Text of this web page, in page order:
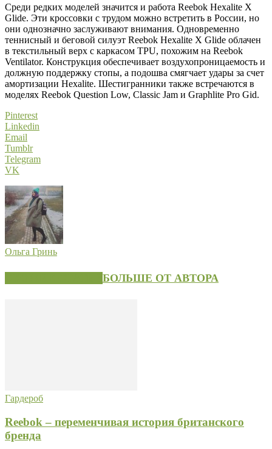
Среди редких моделей значится и работа Reebok Hexalite X
Glide. Эти кроссовки с трудом можно встретить в России, но
они однозначно заслуживают внимания. Одновременно
теннисный и беговой силуэт Reebok Hexalite X Glide облачен
в текстильный верх с каркасом TPU, похожим на Reebok
Ventilator. Конструкция обеспечивает воздухопроницаемость и
должную поддержку стопы, а подошва смягчает удары за счет
амортизации Hexalite. Шестигранники также встречаются в
моделях Reebok Question Low, Classic Jam и Graphlite Pro Gid.
Pinterest
Linkedin
Email
Tumblr
Telegram
VK
Ольга Гринь
БОЛЬШЕ ОТ АВТОРА
Гардероб
Reebok – переменчивая история британского
бренда